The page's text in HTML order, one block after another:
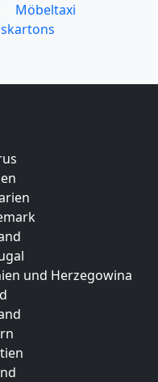
Möbeltaxi
und Herzegowina